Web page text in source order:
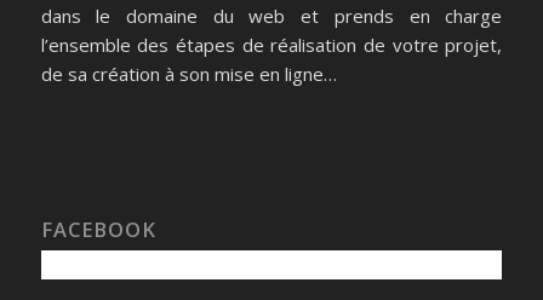
dans le domaine du web et prends en charge
l’ensemble des étapes de réalisation de votre projet,
de sa création à son mise en ligne…
FACEBOOK